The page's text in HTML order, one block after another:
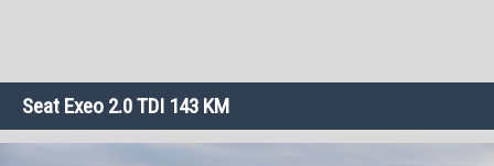
Seat Exeo 2.0 TDI 143 KM